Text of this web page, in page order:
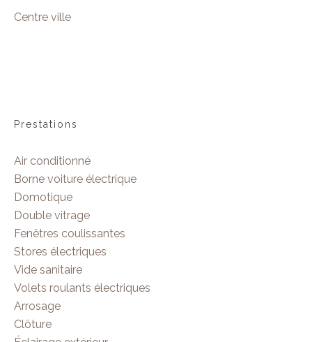
Centre ville
Prestations
Air conditionné
Borne voiture électrique
Domotique
Double vitrage
Fenêtres coulissantes
Stores électriques
Vide sanitaire
Volets roulants électriques
Arrosage
Clôture